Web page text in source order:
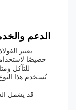
الدعم
يعتبر الفولاذ
خصيصًا لاستخدامه
للتآكل
يُستخدم هذا النوع من
قد يشمل الدعم